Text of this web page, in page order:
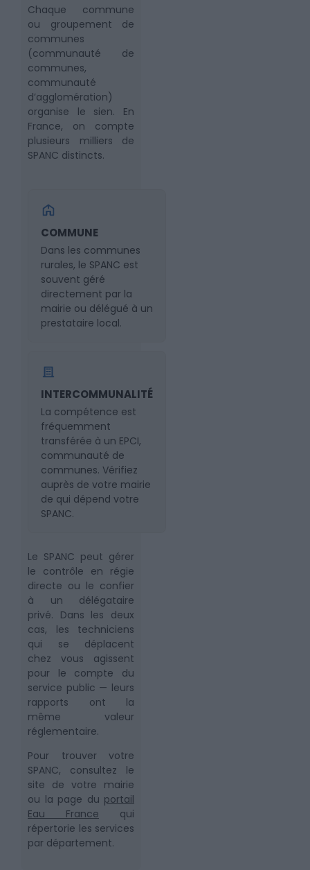
Chaque commune
ou groupement de
communes
(communauté de
communes,
communauté
d’agglomération)
organise le sien. En
France, on compte
plusieurs milliers de
SPANC distincts.
COMMUNE
Dans les communes
rurales, le SPANC est
souvent géré
directement par la
mairie ou délégué à un
prestataire local.
INTERCOMMUNALITÉ
La compétence est
fréquemment
transférée à un EPCI,
communauté de
communes. Vérifiez
auprès de votre mairie
de qui dépend votre
SPANC.
Le SPANC peut gérer
le contrôle en régie
directe ou le confier
à un délégataire
privé. Dans les deux
cas, les techniciens
qui se déplacent
chez vous agissent
pour le compte du
service public — leurs
rapports ont la
même valeur
réglementaire.
Pour trouver votre
SPANC, consultez le
site de votre mairie
ou la page du portail
Eau France qui
répertorie les services
par département.